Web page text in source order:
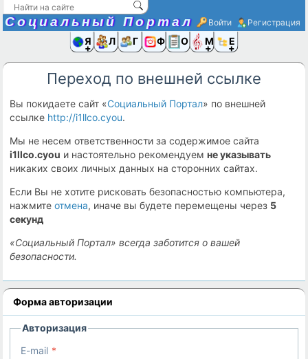
Социальный Портал Войти Регистрация
Я иЛюди
Группы
Фото Ещё
Переход по внешней ссылке
Вы покидаете сайт «Социальный Портал» по внешней
ссылке http://i1llco.cyou.
Мы не несем ответственности за содержимое сайта
i1llco.cyou и настоятельно рекомендуемне указывать
никаких своих личных данных на сторонних сайтах.
Если Вы не хотите рисковать безопасностью компьютера,
нажмитеотмена, иначе вы будете перемещены через 5
секунд
«Социальный Портал» всегда заботится о вашей
безопасности.
Форма авторизации
Авторизация
E-mail